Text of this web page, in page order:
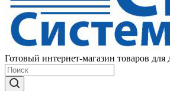
Готовый интернет-магазин товаров для